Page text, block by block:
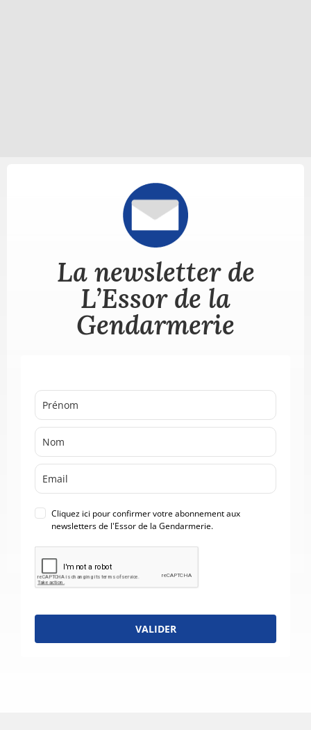
La newsletter de
L’Essor de la
Gendarmerie
Cliquez ici pour confirmer votre abonnement aux
newsletters de l'Essor de la Gendarmerie.
VALIDER